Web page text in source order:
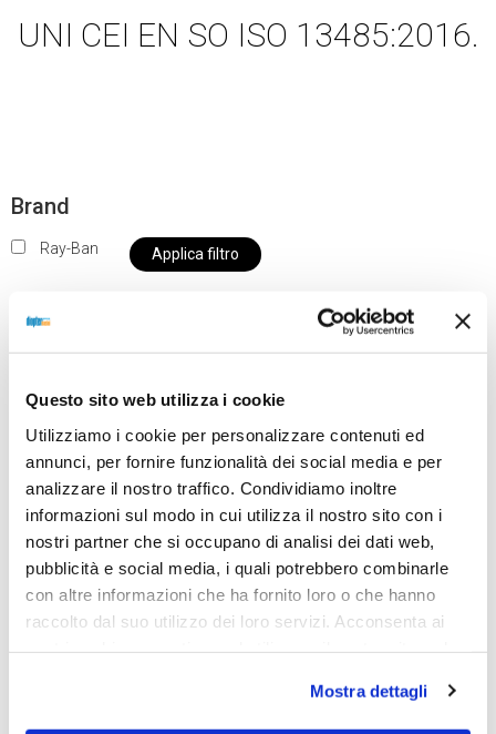
Questo sito web utilizza i cookie
Utilizziamo i cookie per personalizzare contenuti ed
annunci, per fornire funzionalità dei social media e per
analizzare il nostro traffico. Condividiamo inoltre
informazioni sul modo in cui utilizza il nostro sito con i
nostri partner che si occupano di analisi dei dati web,
pubblicità e social media, i quali potrebbero combinarle
con altre informazioni che ha fornito loro o che hanno
raccolto dal suo utilizzo dei loro servizi. Acconsenta ai
Mostra dettagli
UNI CEI EN SO ISO 13485:2016.
Brand
Ray-Ban Applica filtro
spedizione fino al giorno 31 agosto. BUONE FERIE
da OTTICA DIOPTER
Showing all 2 results